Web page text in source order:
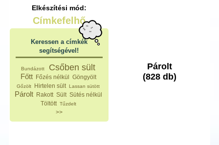
Elkészítési mód:
Címkefelhő
Keressen a címkék
segítségével!
Bundázott Csőben sült
Főtt Főzés nélkül Göngyölt
Gőzölt Hirtelen sült Lassan sütött
Párolt Rakott Sült Sütés nélkül
Töltött Tűzdelt
>>
Párolt
(828 db)